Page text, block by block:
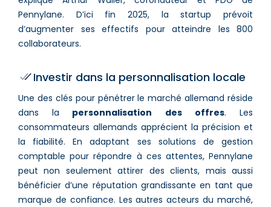
Pennylane. D’ici fin 2025, la startup prévoit
d’augmenter ses effectifs pour atteindre les 800
collaborateurs.
Investir dans la personnalisation locale
Une des clés pour pénétrer le marché allemand réside
dans la personnalisation des offres. Les
consommateurs allemands apprécient la précision et
la fiabilité. En adaptant ses solutions de gestion
comptable pour répondre à ces attentes, Pennylane
peut non seulement attirer des clients, mais aussi
bénéficier d’une réputation grandissante en tant que
marque de confiance. Les autres acteurs du marché,